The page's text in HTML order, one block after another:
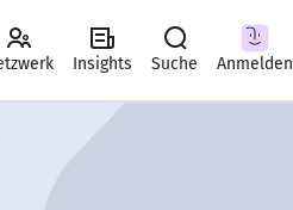
Insights Suche Anmelden